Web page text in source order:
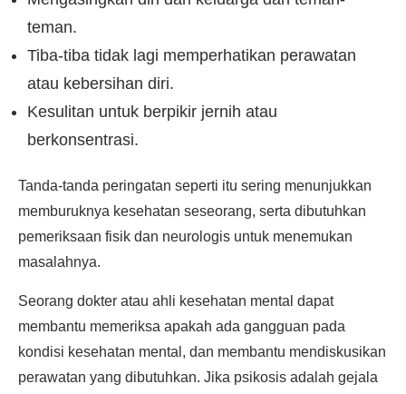
teman.
Tiba-tiba tidak lagi memperhatikan perawatan
atau kebersihan diri.
Kesulitan untuk berpikir jernih atau
berkonsentrasi.
Tanda-tanda peringatan seperti itu sering menunjukkan
memburuknya kesehatan seseorang, serta dibutuhkan
pemeriksaan fisik dan neurologis untuk menemukan
masalahnya.
Seorang dokter atau ahli kesehatan mental dapat
membantu memeriksa apakah ada gangguan pada
kondisi kesehatan mental, dan membantu mendiskusikan
perawatan yang dibutuhkan. Jika psikosis adalah gejala